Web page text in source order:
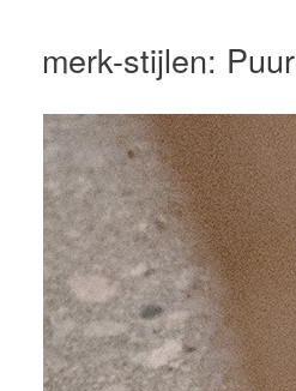
merk-stijlen: Puur